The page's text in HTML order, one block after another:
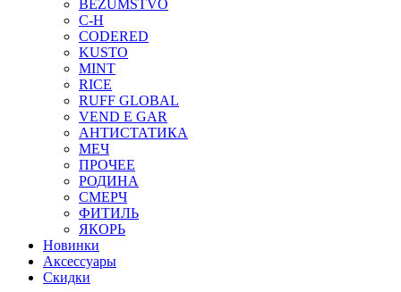
BEZUMSTVO
C-H
CODERED
KUSTO
MINT
RICE
RUFF GLOBAL
VEND E GAR
АНТИСТАТИКА
МЕЧ
ПРОЧЕЕ
РОДИНА
СМЕРЧ
ФИТИЛЬ
ЯКОРЬ
Новинки
Аксессуары
Скидки